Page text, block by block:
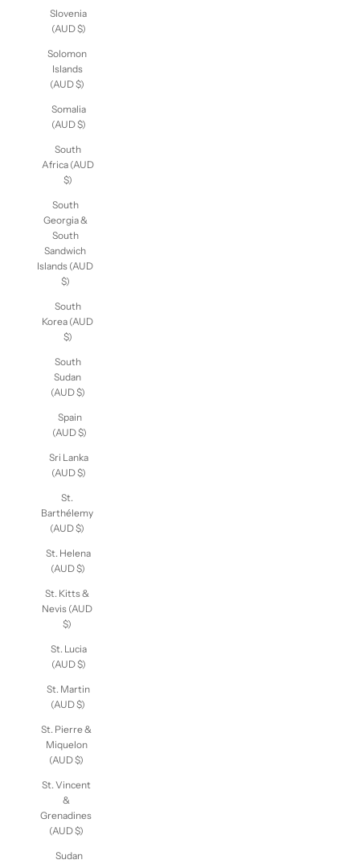
Slovenia
(AUD $)
Solomon
Islands
(AUD $)
Somalia
(AUD $)
South
Africa
(AUD $)
South
Georgia &
South
Sandwich
Islands
(AUD $)
South
Korea
(AUD $)
South
Sudan
(AUD $)
Spain
(AUD $)
Sri Lanka
(AUD $)
St.
Barthélemy
(AUD $)
St. Helena
(AUD $)
St. Kitts &
Nevis (AUD
$)
St. Lucia
(AUD $)
St. Martin
(AUD $)
St. Pierre &
Miquelon
(AUD $)
St. Vincent
&
Grenadines
(AUD $)
Sudan